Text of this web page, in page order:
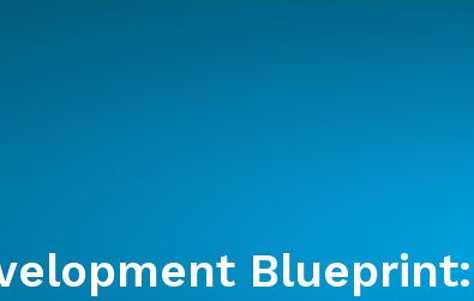
Blueprint: